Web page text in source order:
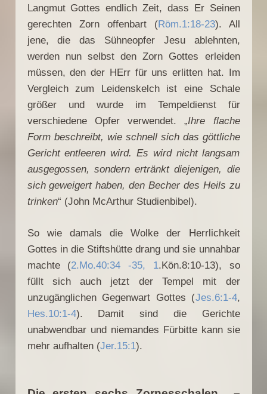
Langmut Gottes endlich Zeit, dass Er Seinen
gerechten Zorn offenbart (Röm.1:18-23). All
jene, die das Sühneopfer Jesu ablehnten,
werden nun selbst den Zorn Gottes erleiden
müssen, den der HErr für uns erlitten hat. Im
Vergleich zum Leidenskelch ist eine Schale
größer und wurde im Tempeldienst für
verschiedene Opfer verwendet. „Ihre flache
Form beschreibt, wie schnell sich das göttliche
Gericht entleeren wird. Es wird nicht langsam
ausgegossen, sondern ertränkt diejenigen, die
sich geweigert haben, den Becher des Heils zu
trinken“ (John McArthur Studienbibel).
So wie damals die Wolke der Herrlichkeit
Gottes in die Stiftshütte drang und sie unnahbar
machte (2.Mo.40:34 -35, 1.Kön.8:10-13), so
füllt sich auch jetzt der Tempel mit der
unzugänglichen Gegenwart Gottes (Jes.6:1-4,
Hes.10:1-4). Damit sind die Gerichte
unabwendbar und niemandes Fürbitte kann sie
mehr aufhalten (Jer.15:1).